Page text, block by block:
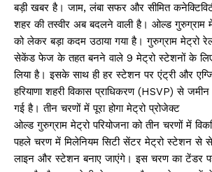
बड़ी खबर है। जाम, लंबा सफर और सीमित
शहर की तस्वीर अब बदलने वाली है। ओल्ड
को लेकर बड़ा कदम उठाया गया है। गुरुग्राम मेट्रो
सेकेंड फेज के तहत बनने वाले 9 मेट्रो स्टेशनों के
लिया है। इसके साथ ही हर स्टेशन पर एंट्री और
हरियाणा शहरी विकास प्राधिकरण (HSVP) से जमीन
गई है। तीन चरणों में पूरा होगा मेट्रो प्रोजेक्ट
ओल्ड गुरुग्राम मेट्रो परियोजना को तीन चरणों में
पहले चरण में मिलेनियम सिटी सेंटर मेट्रो स्टेशन से
लाइन और स्टेशन बनाए जाएंगे। इस चरण का टेंडर